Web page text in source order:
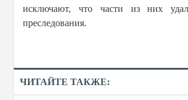
исключают, что части из них
преследования.
ЧИТАЙТЕ ТАКЖЕ: